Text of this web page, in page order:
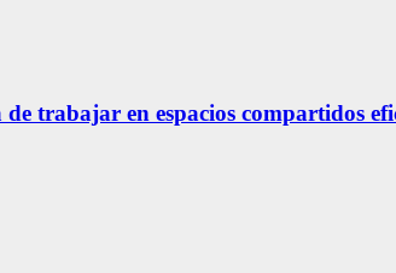
trabajar en espacios compartidos